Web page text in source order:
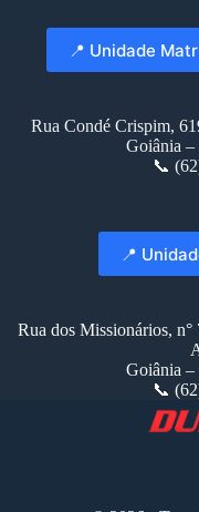
📍 Unidade
Rua Condé Crispim,
Goiânia
📞
📍
Rua dos Missionários,
Goiânia
📞